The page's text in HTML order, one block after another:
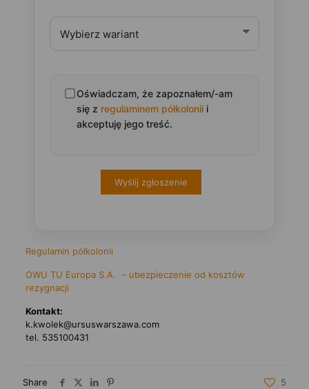
Oświadczam, że zapoznałem/-am
się z regulaminem półkoloniii
akceptuję jego treść.
Wyślij zgłoszenie
Regulamin półkolonii
OWU TU Europa S.A. – ubezpieczenie od kosztów
rezygnacji
Kontakt:
k.kwolek@ursuswarszawa.com
tel. 535100431
Share 5